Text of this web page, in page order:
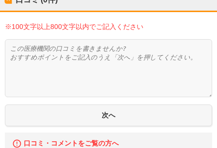
※100文字以上800文字以内でご記入ください
口コミ・コメントをご覧の方へ